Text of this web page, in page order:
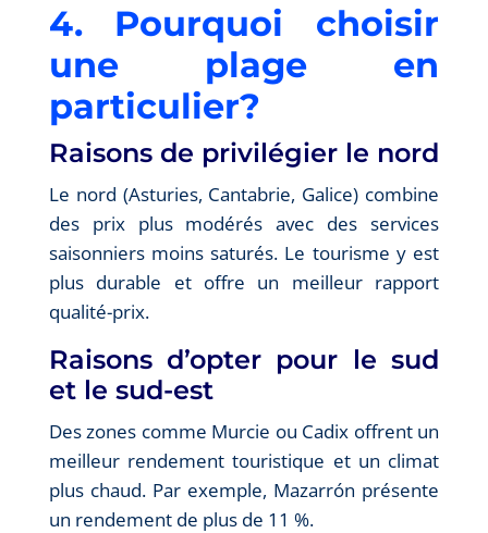
4. Pourquoi choisir
une plage en
particulier?
Raisons de privilégier le nord
Le nord (Asturies, Cantabrie, Galice) combine
des prix plus modérés avec des services
saisonniers moins saturés. Le tourisme y est
plus durable et offre un meilleur rapport
qualité-prix.
Raisons d’opter pour le sud
et le sud-est
Des zones comme Murcie ou Cadix offrent un
meilleur rendement touristique et un climat
plus chaud. Par exemple, Mazarrón présente
un rendement de plus de 11 %.